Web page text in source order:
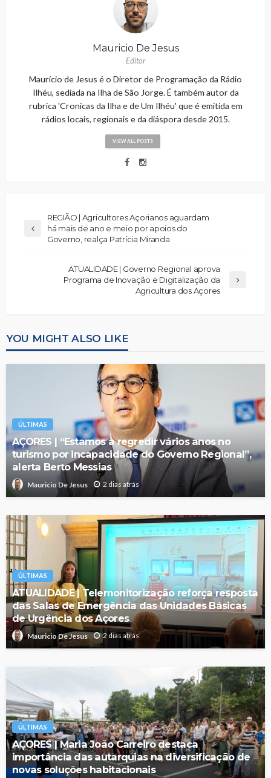
Mauricio De Jesus
Editor
Maurício de Jesus é o Diretor de Programação da Rádio
Ilhéu, sediada na Ilha de São Jorge. É também autor da
rubrica 'Cronicas da Ilha e de Um Ilhéu' que é emitida em
rádios locais, regionais e da diáspora desde 2015.
VIEW ALL POSTS
REGIÃO | Agricultores Açorianos aguardam
há mais de ano e meio por apoios do
Governo, realça Patrícia Miranda
ATUALIDADE | Governo Regional aprova
Programa de Inovação e Digitalização da
Agricultura dos Açores
YOU MIGHT ALSO LIKE
ÚLTIMAS
AÇORES | “Estamos a regredir vários anos no
turismo por incapacidade do Governo Regional”,
alerta Berto Messias
Mauricio De Jesus 2 dias atrás
ÚLTIMAS
ATUALIDADE | Telemonitorização reforça resposta
das Salas de Emergência das Unidades Básicas
de Urgência dos Açores
Mauricio De Jesus 2 dias atrás
ÚLTIMAS
AÇORES | Maria João Carreiro destaca
importância das autarquias na diversificação de
novas soluções habitacionais